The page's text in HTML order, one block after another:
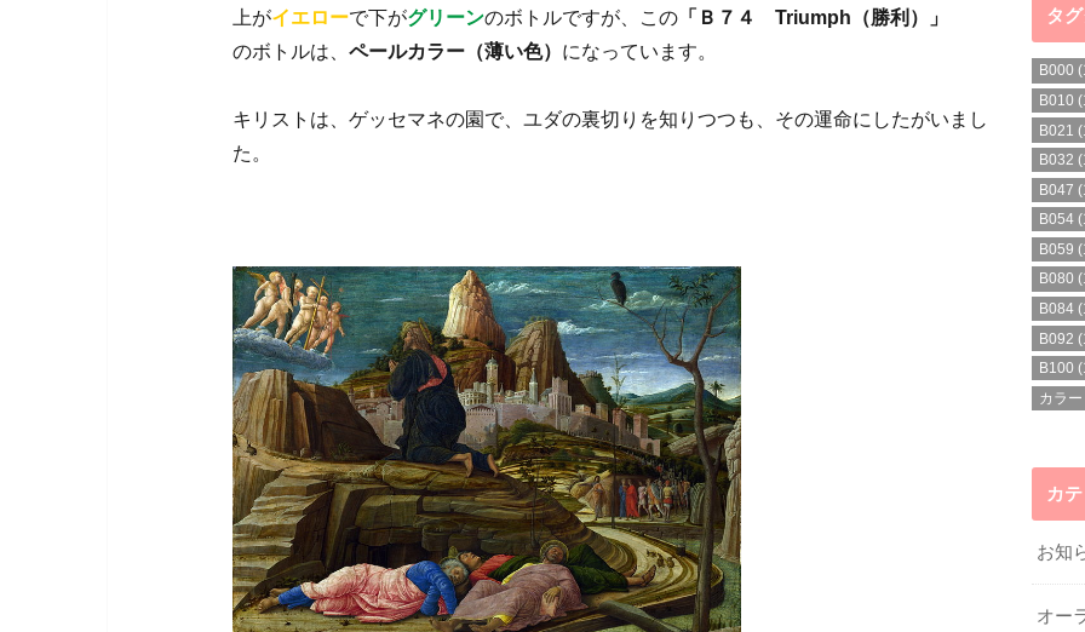
上がイエローで下がグリーンのボトルですが、この 「Ｂ７４ Triumph（勝利）」
のボトルは、 ペールカラー（薄い色） になっています。
キリストは、ゲッセマネの園で、ユダの裏切りを知りつつも、その運命にしたがいまし
た。
タ
B000
B010
B021
B032
B047
B054
B059
B080
B084
B092
B100
カラ
カ
お知
オー